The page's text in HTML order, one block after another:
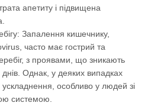
апетиту і підвищена
Запалення кишечнику,
часто має гострий та
з проявами, що зникають
днів. Однак, у деяких випадках
особливо у людей зі
системою.